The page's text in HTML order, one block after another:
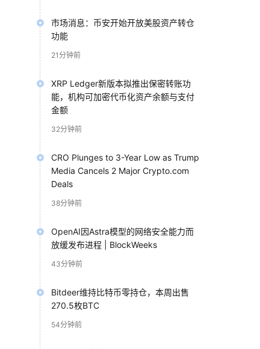
市场消息：币安开始开放美股资产转仓
功能
21分钟前
XRP Ledger新版本拟推出保密转账功
能，机构可加密代币化资产余额与支付
金额
32分钟前
CRO Plunges to 3-Year Low as Trump
Media Cancels 2 Major Crypto.com
Deals
38分钟前
OpenAI因Astra模型的网络安全能力而
放缓发布进程 | BlockWeeks
43分钟前
Bitdeer维持比特币零持仓，本周出售
270.5枚BTC
54分钟前